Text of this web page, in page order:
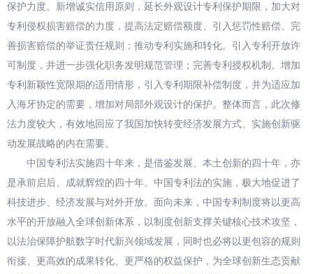
保护力度。新增诚实信用原则，延长外观设计专利保护期限，加大对
专利侵权损害赔偿的力度，提高法定赔偿额度、引入惩罚性赔偿、完
善损害赔偿的举证责任规则；推动专利实施和转化。引入专利开放许
可制度，并进一步强化职务发明规范管理；完善专利授权机制。增加
专利新颖性宽限期的适用情形，引入专利期限补偿制度，并为适应加
入海牙协定的需要，增加对局部外观设计的保护。整体而言，此次修
法力度较大，有效地回应了我国加快转变经济发展方式、实施创新驱
动发展战略的内在需要。
中国专利法实施四十年来，是借鉴发展、本土创新的四十年，亦
是承前启后、成就辉煌的四十年。中国专利法的实施，极大地促进了
科技进步、经济发展与对外开放。面向未来，中国专利制度将以更高
水平的开放融入全球创新体系，以制度创新支撑关键核心技术攻坚，
以法治保障护航数字时代新兴领域发展，同时也必将以更包容的规则
衔接、更高效的成果转化、更严格的权益保护，为全球创新生态贡献